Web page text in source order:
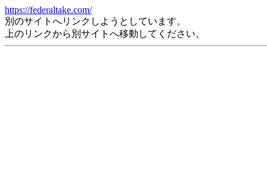
https://federaltake.com/
別のサイトへリンクしようとしています。
上のリンクから別サイトへ移動してください。